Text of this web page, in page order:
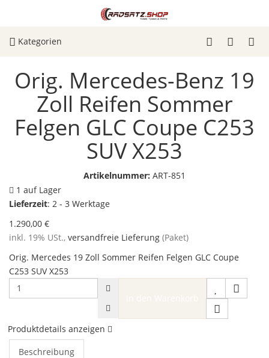
Kategorien
Orig. Mercedes-Benz 19
Zoll Reifen Sommer
Felgen GLC Coupe C253
SUV X253
Artikelnummer: ART-851
1 auf Lager
Lieferzeit: 2 - 3 Werktage
1.290,00 €
inkl. 19% USt., versandfreie Lieferung (Paket)
Orig. Mercedes 19 Zoll Sommer Reifen Felgen GLC Coupe
C253 SUV X253
Produktdetails anzeigen
Beschreibung